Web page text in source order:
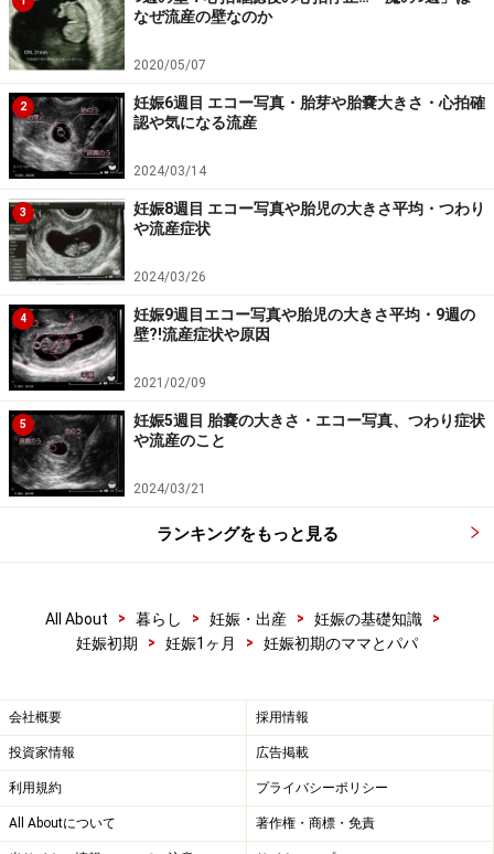
やパパが楽しんでいると、お腹の赤ちゃんにもそれが伝
わります。
>> 関連記事
妊娠2ヶ月
妊娠3ヶ月
妊娠4ヶ月
>> 関連サイト
妊娠初期
※記事内容は執筆時点のものです。最新の内容をご確認くださ
い。
※妊娠中の症状には個人差があります。記事内容は執筆者個人の
見解によるものであり、全ての方への有効性を保証するものでは
ありません。体の不調を感じた場合は、適切な医療機関での受診
をおすすめいたします。当サイトで提供する情報に基づいて被っ
たいかなる損害についても、当社、各ガイド、その他当社と契約
した情報提供者は一切の責任を負いかねます。
なぜ流産の壁なのか
2020/05/07
2
妊娠6週目 エコー写真・胎芽や胎嚢大きさ・心拍確
認や気になる流産
2024/03/14
3
妊娠8週目 エコー写真や胎児の大きさ平均・つわり
や流産症状
2024/03/26
4
妊娠9週目エコー写真や胎児の大きさ平均・9週の
壁?!流産症状や原因
2021/02/09
5
妊娠5週目 胎嚢の大きさ・エコー写真、つわり症状
や流産のこと
2024/03/21
ランキングをもっと見る
All About > 暮らし > 妊娠・出産 > 妊娠の基礎知識
>
妊娠初期
> 妊娠1ヶ月 > 妊娠初期のママとパパ
会社概要 採用情報
投資家情報 広告掲載
利用規約 プライバシーポリシー
All Aboutについて 著作権・商標・免責